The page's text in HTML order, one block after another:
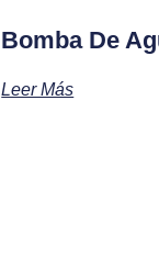
Bomba De
Leer Más